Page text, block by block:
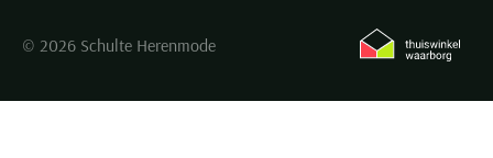
© 2026 Schulte Herenmode